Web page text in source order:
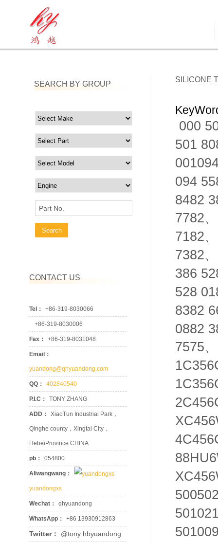
SILICONE
000
501
094
8482
7782、
7182、
7382、
386
528
8382
0882
7575、
SEARCH BY GROUP
Part No.
CONTACT US
Tel： +86-319-8030066
+86-319-8030006
Fax： +86-319-8031048
Email：
yuandong@qhyuandong.com
QQ： 402840540
P.I.C： TONY ZHANG
ADD： XiaoTun Industrial Park，
Qinghe county，Xingtai City，
HebeiProvince CHINA
pb： 054800
Aliwangwang：
yuandongxs
Wechat： qhyuandong
WhatsApp： +86 13930912863
Twitter：
@tony hbyuandong